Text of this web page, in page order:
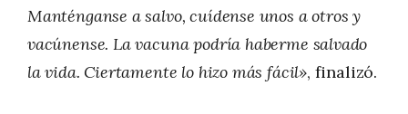
Manténganse a salvo, cuídense unos a otros y
vacúnense. La vacuna podría haberme salvado
la vida. Ciertamente lo hizo más fácil», finalizó.